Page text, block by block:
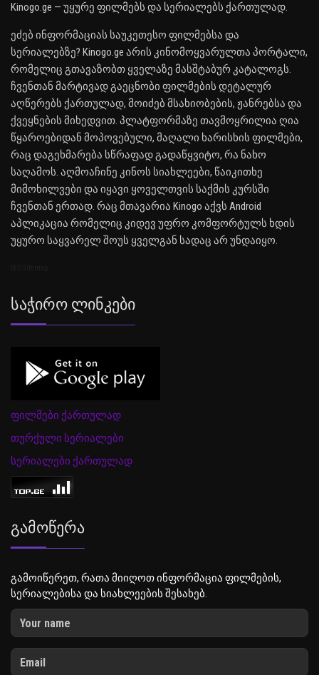
Kinogo.ge — უყურე ფილმებს და სერიალებს ქართულად.
ეძებ ინფორმაციას საუკეთესო ფილმებსა და
სერიალებზე? Kinogo.ge არის კინომოყვარულთა პორტალი,
რომელიც გთავაზობთ ყველაზე მასშტაბურ კატალოგს.
ჩვენთან მარტივად გაეცნობი ფილმების დეტალურ
აღწერებს ქართულად, მოიძებ მსახიობების, ჟანრებსა და
ქვეყნების მიხედვით. პლატფორმაზე თავმოყრილია ღია
წყაროებიდან მოპოვებული, მაღალი ხარისხის ფილმები,
რაც დაგეხმარება სწრაფად გადაწყვიტო, რა ნახო
საღამოს. აღმოაჩინე კინოს სიახლეები, წაიკითხე
მიმოხილვები და იყავი ყოველთვის საქმის კურსში
ჩვენთან ერთად. რაც მთავარია Kinogo აქვს Android
აპლიკაცია რომელიც კიდევ უფრო კომფორტულს ხდის
უყურო საყვარელ შოუს ყველგან სადაც არ უნდაიყო.
Საჭირო Ლინკები
ფილმები ქართულად
თურქული სერიალები
სერიალები ქართულად
Გამოწერა
გამოიწერეთ, რათა მიიღოთ ინფორმაცია ფილმების,
სერიალებისა და სიახლეების შესახებ.